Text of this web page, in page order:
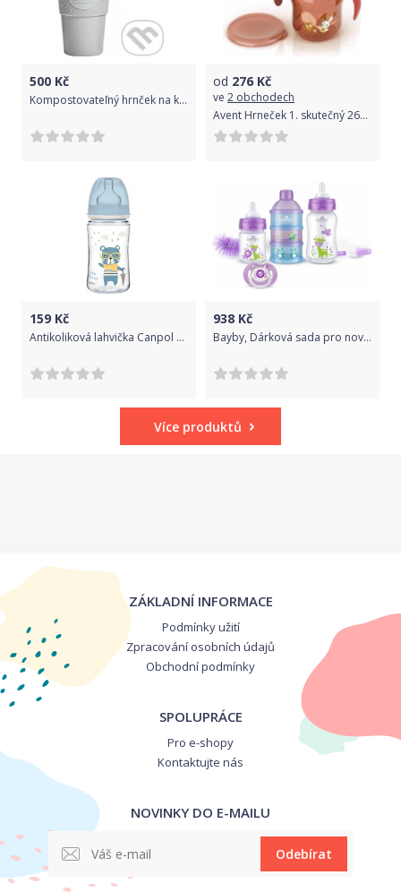
500 Kč
Kompostovateľný hrnček na kávu Neon Kactus - Forever Young 450 ml - Neon Kactus
od 276 Kč
ve 2 obchodech
Avent Hrneček 1. skutečný 260 ml 1 ks pro dívky
159 Kč
Antikoliková lahvička Canpol Babies Easy Start - Bonjour, 240 ml
938 Kč
Bayby, Dárková sada pro novorozence 6v1 - 6m+, fialová
Více produktů
ZÁKLADNÍ INFORMACE
Podmínky užití
Zpracování osobních údajů
Obchodní podmínky
SPOLUPRÁCE
Pro e-shopy
Kontaktujte nás
NOVINKY DO E-MAILU
Odebírat